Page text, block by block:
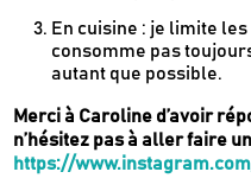
En cuisine : je limite
consomme pas
autant que possible.
Merci à Caroline d’avoir
n’hésitez pas à aller faire
https://